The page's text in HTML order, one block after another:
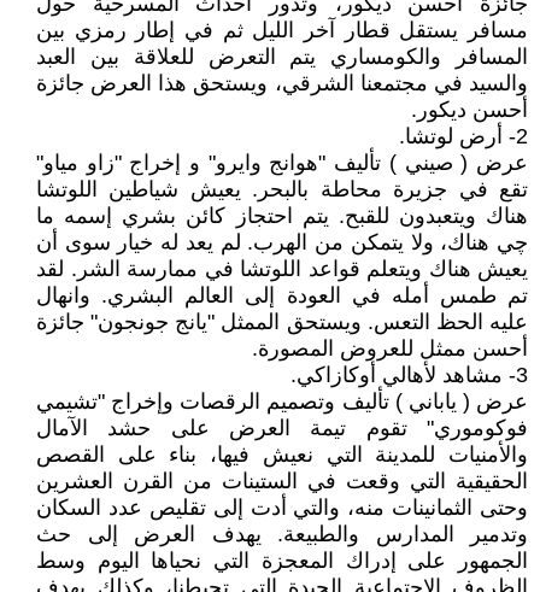
مسافر يستقل قطار آخر الليل ثم في إطار رمزي بين
المسافر والكومساري يتم التعرض للعلاقة بين العبد
والسيد في مجتمعنا الشرقي، ويستحق هذا العرض جائزة
أحسن ديكور.
2- أرض لوتشا.
عرض ( صيني ) تأليف "هوانج وايرو" و إخراج "زاو مياو"
تقع في جزيرة محاطة بالبحر. يعيش شياطين اللوتشا
هناك ويتعبدون للقبح. يتم احتجاز كائن بشري إسمه ما
چي هناك، ولا يتمكن من الهرب. لم يعد له خيار سوى أن
يعيش هناك ويتعلم قواعد اللوتشا في ممارسة الشر. لقد
تم طمس أمله في العودة إلى العالم البشري. وانهال
عليه الحظ التعس. ويستحق الممثل "يانج جونجون" جائزة
أحسن ممثل للعروض المصورة.
3- مشاهد لأهالي أوكازاكي.
عرض ( ياباني ) تأليف وتصميم الرقصات وإخراج "تشيمي
فوكوموري" تقوم تيمة العرض على حشد الآمال
والأمنيات للمدينة التي نعيش فيها، بناء على القصص
الحقيقية التي وقعت في الستينات من القرن العشرين
وحتى الثمانينات منه، والتي أدت إلى تقليص عدد السكان
وتدمير المدارس والطبيعة. يهدف العرض إلى حث
الجمهور على إدراك المعجزة التي نحياها اليوم وسط